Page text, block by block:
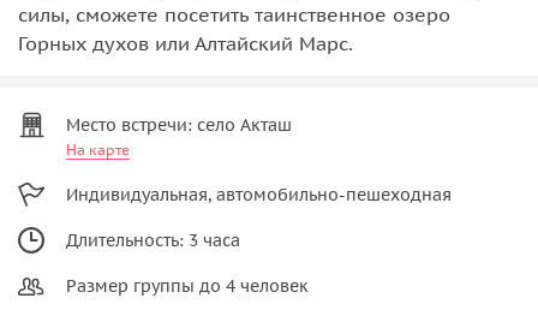
силы, сможете посетить таинственное озеро
Горных духов или Алтайский Марс.
Место встречи: село Акташ
На карте
Индивидуальная, автомобильно-пешеходная
Длительность: 3 часа
Размер группы до 4 человек